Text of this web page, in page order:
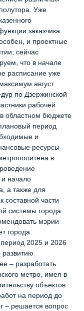
Уже
заказчика.
и проектные
сейчас
что в начале
расписание уже
август
по Дзержинской
рабочей
областном бюджете
период
и
ресурсы
в
и начало
а также для
составной части
системы города.
мэрии
города
2025 и 2026
– разработать
метро, имея в
объектов
на период до
– решается вопрос